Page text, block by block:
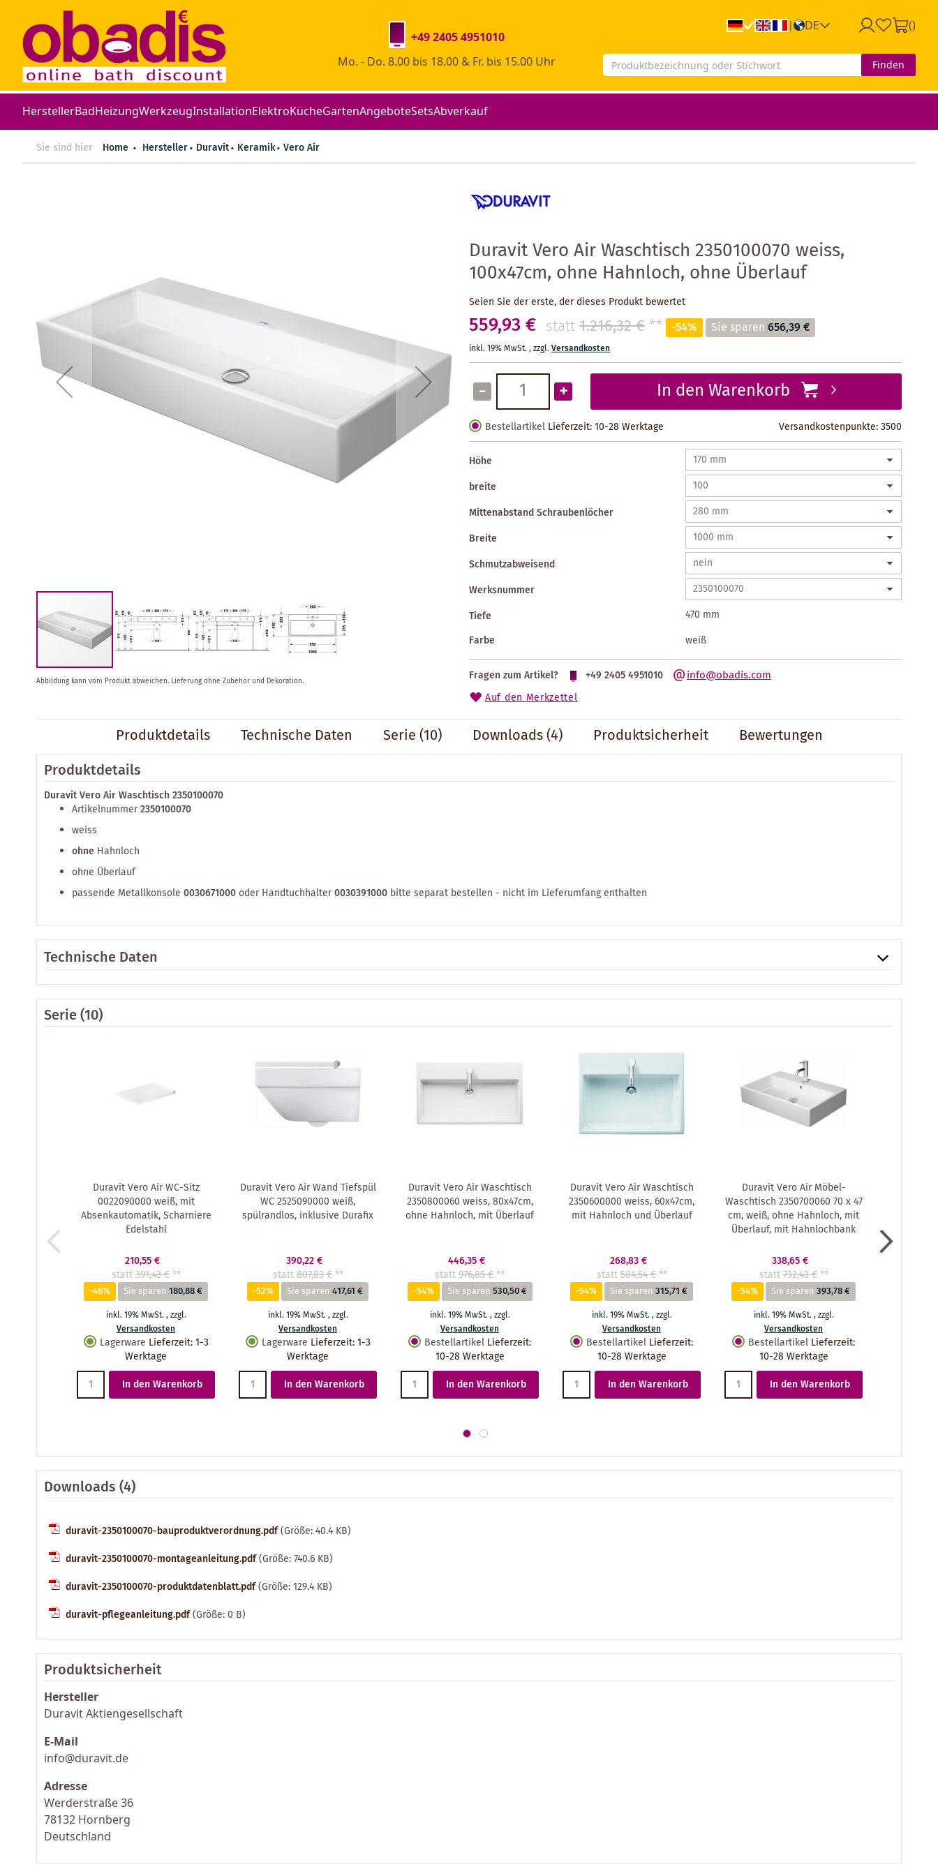
| DE ()
+49 2405 4951010
Mo. - Do. 8.00 bis 18.00 & Fr. bis 15.00 Uhr
Finden
HerstellerBadHeizungWerkzeugInstallationElektroKücheGartenAngeboteSetsAbverkauf
Sie sind hier Home Hersteller Duravit Keramik Vero Air
Duravit Vero Air Waschtisch 2350100070 weiss,
100x47cm, ohne Hahnloch, ohne Überlauf
Seien Sie der erste, der dieses Produkt bewertet
559,93 € statt1.216,32 € ** -54% Sie sparen 656,39 €
inkl. 19% MwSt.,zzgl.Versandkosten
- + In den Warenkorb
Bestellartikel Lieferzeit: 10-28 Werktage Versandkostenpunkte:3500
Höhe
breite
Mittenabstand Schraubenlöcher
Breite
Schmutzabweisend
Werksnummer
Tiefe
470 mm
Farbe
weiß
Fragen zum Artikel? +49 2405 4951010 info@obadis.com
Auf den Merkzettel
Zum
Anfang
Bildergalerie
Abbildung kann vom Produkt abweichen. Lieferung ohne Zubehör und Dekoration.
Produktdetails Technische Daten Serie(10) Downloads (4) Produktsicherheit
Bewertungen
Produktdetails
Duravit Vero Air Waschtisch 2350100070
Artikelnummer2350100070
weiss
ohne Hahnloch
ohne Überlauf
passende Metallkonsole 0030671000oder Handtuchhalter0030391000 bitte separat bestellen - nicht im Lieferumfang enthalten
Technische Daten
Serie(10)
Duravit Vero Air WC-Sitz
0022090000 weiß, mit
Absenkautomatik, Scharniere
Edelstahl
210,55 €
statt391,43 € **
-46% Sie sparen180,88 €
inkl. 19% MwSt.,zzgl.
Versandkosten
Lagerware Lieferzeit:1-3
Werktage
In den Warenkorb
Duravit Vero Air Wand Tiefspül
WC 2525090000 weiß,
spülrandlos, inklusive Durafix
390,22 €
statt807,83 € **
-52% Sie sparen417,61 €
inkl. 19% MwSt.,zzgl.
Versandkosten
Lagerware Lieferzeit:1-3
Werktage
In den Warenkorb
Duravit Vero Air Waschtisch
2350800060 weiss, 80x47cm,
ohne Hahnloch, mit Überlauf
446,35 €
statt976,85 €**
-54% Sie sparen530,50 €
inkl. 19% MwSt.,zzgl.
Versandkosten
Bestellartikel Lieferzeit:
10-28 Werktage
In den Warenkorb
Duravit Vero Air Waschtisch
2350600000 weiss, 60x47cm,
mit Hahnloch und Überlauf
268,83 €
statt584,54 € **
-54% Sie sparen315,71 €
inkl. 19% MwSt.,zzgl.
Versandkosten
Bestellartikel Lieferzeit:
10-28 Werktage
In den Warenkorb
Duravit Vero Air Möbel-
Waschtisch 2350700060 70 x 47
cm, weiß, ohne Hahnloch, mit
Überlauf, mit Hahnlochbank
338,65 €
statt732,43 € **
-54% Sie sparen393,78 €
inkl. 19% MwSt.,zzgl.
Versandkosten
Bestellartikel Lieferzeit:
10-28 Werktage
In den Warenkorb
Downloads (4)
duravit-2350100070-bauproduktverordnung.pdf(Größe: 40.4 KB)
duravit-2350100070-montageanleitung.pdf(Größe: 740.6 KB)
duravit-2350100070-produktdatenblatt.pdf(Größe: 129.4 KB)
duravit-pflegeanleitung.pdf(Größe: 0 B)
Produktsicherheit
Hersteller
Duravit Aktiengesellschaft
E-Mail
info@duravit.de
Adresse
Werderstraße 36
78132 Hornberg
Deutschland